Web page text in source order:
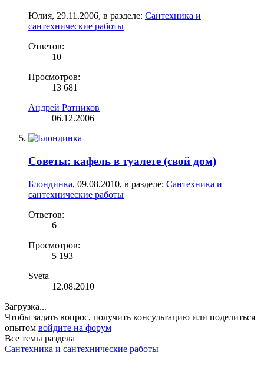
Юлия, 29.11.2006, в разделе: Сантехника и
сантехнические работы
Ответов:
10
Просмотров:
13 681
Андрей Ратников
06.12.2006
Советы: кафель в туалете (свой дом)
Блондинка, 09.08.2010, в разделе: Сантехника и
сантехнические работы
Ответов:
6
Просмотров:
5 193
Sveta
12.08.2010
Загрузка...
Чтобы задать вопрос, получить консультацию или поделиться
опытом войдите на форум
Все темы раздела
Сантехника и сантехнические работы